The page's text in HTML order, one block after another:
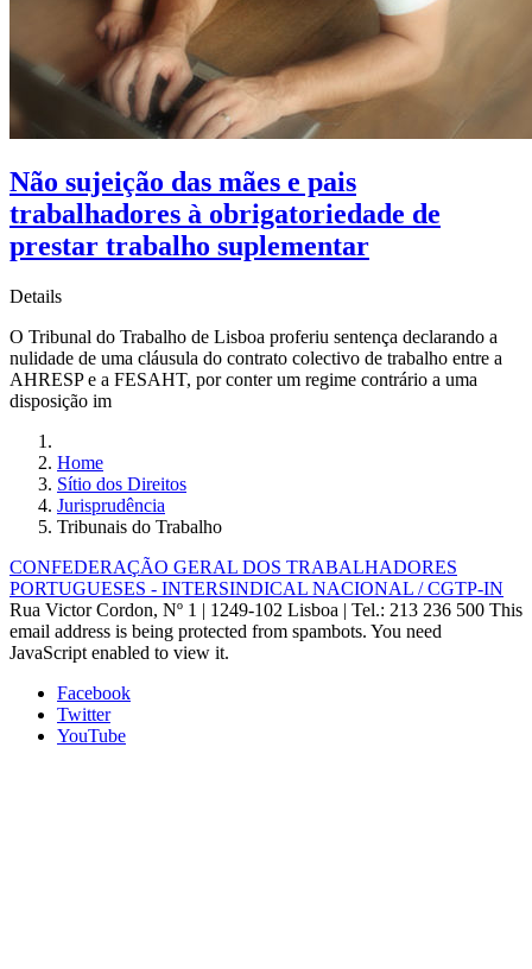
Não sujeição das mães e pais
trabalhadores à obrigatoriedade de
prestar trabalho suplementar
Details
O Tribunal do Trabalho de Lisboa proferiu sentença declarando a
nulidade de uma cláusula do contrato colectivo de trabalho entre a
AHRESP e a FESAHT, por conter um regime contrário a uma
disposição im
Home
Sítio dos Direitos
Jurisprudência
Tribunais do Trabalho
CONFEDERAÇÃO GERAL DOS TRABALHADORES
PORTUGUESES - INTERSINDICAL NACIONAL / CGTP-IN
Rua Victor Cordon, Nº 1 | 1249-102 Lisboa | Tel.: 213 236 500 This
email address is being protected from spambots. You need
JavaScript enabled to view it.
Facebook
Twitter
YouTube